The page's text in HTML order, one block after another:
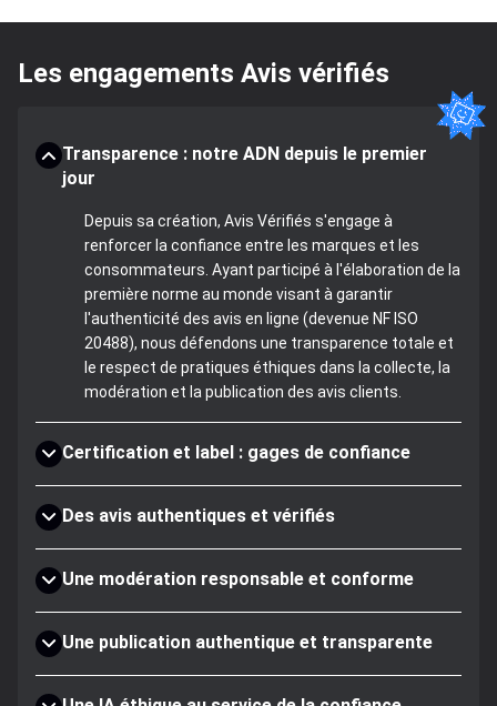
Les engagements Avis vérifiés
Transparence : notre ADN depuis le premier
jour
Depuis sa création, Avis Vérifiés s'engage à
renforcer la confiance entre les marques et les
consommateurs. Ayant participé à l'élaboration de la
première norme au monde visant à garantir
l'authenticité des avis en ligne (devenue NF ISO
20488), nous défendons une transparence totale et
le respect de pratiques éthiques dans la collecte, la
modération et la publication des avis clients.
Certification et label : gages de confiance
Des avis authentiques et vérifiés
Une modération responsable et conforme
Une publication authentique et transparente